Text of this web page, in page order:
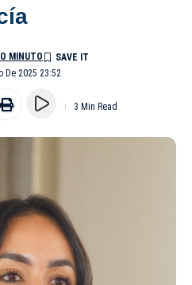
De 2025 23:52
MINUTO
3 Min Read